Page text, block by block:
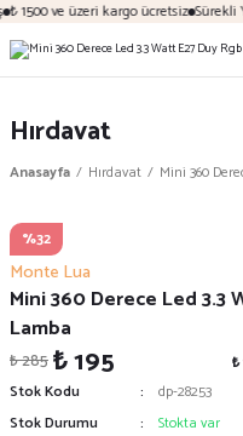
₺ 1500 ve üzeri kargo ücretsiz Sürekli
Hırdavat
Anasayfa Hırdavat Mini 360
%32
Monte Lua
Mini 360 Derece Led 3.3
Lamba
₺ 285₺ 195 ₺
Stok Kodu
dp-28253
Stok Durumu
Stokta var